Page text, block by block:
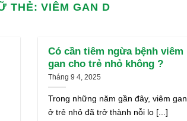
THẺ:VIÊM GAN D
Có cần tiêm ngừa bệnh viêm
gan cho trẻ nhỏ không ?
Tháng 9 4, 2025
Trong những năm gần đây, viêm gan
ở trẻ nhỏ đã trở thành nỗi lo [...]